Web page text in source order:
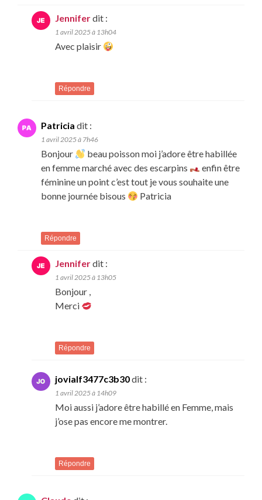
Jenniferdit :
1 avril 2025 à 13h04
Avec plaisir
Répondre
Patricia dit :
1 avril 2025 à 7h46
Bonjour
beau poisson moi j’adore être habillée
en femme marché avec des escarpins
enfin être
féminine un point c’est tout je vous souhaite une
bonne journée bisous
Patricia
Répondre
Jenniferdit :
1 avril 2025 à 13h05
Bonjour ,
Merci
Répondre
jovialf3477c3b30dit :
1 avril 2025 à 14h09
Moi aussi j’adore être habillé en Femme, mais
j’ose pas encore me montrer.
Répondre